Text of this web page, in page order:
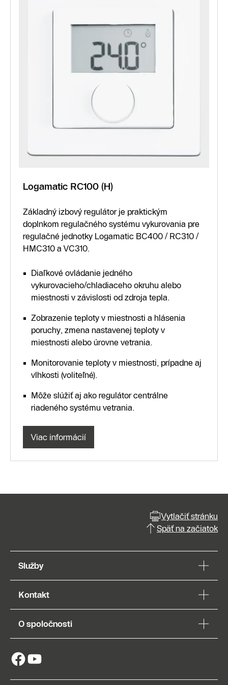
Logamatic RC100 (H)
Základný izbový regulátor je praktickým
doplnkom regulačného systému vykurovania pre
regulačné jednotky Logamatic BC400 / RC310 /
HMC310 a VC310.
Diaľkové ovládanie jedného
vykurovacieho/chladiaceho okruhu alebo
miestnosti v závislosti od zdroja tepla.
Zobrazenie teploty v miestnosti a hlásenia
poruchy, zmena nastavenej teploty v
miestnosti alebo úrovne vetrania.
Monitorovanie teploty v miestnosti, prípadne aj
vlhkosti (voliteľné).
Môže slúžiť aj ako regulátor centrálne
riadeného systému vetrania.
Viac informácií
Vytlačiť stránku
Späť na začiatok
Služby
Kontakt
O spoločnosti